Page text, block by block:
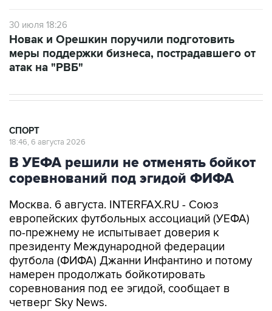
30 июля 18:26
Новак и Орешкин поручили подготовить
меры поддержки бизнеса, пострадавшего от
атак на "РВБ"
СПОРТ
18:46, 6 августа 2026
В УЕФА решили не отменять бойкот
соревнований под эгидой ФИФА
Москва. 6 августа. INTERFAX.RU - Союз
европейских футбольных ассоциаций (УЕФА)
по-прежнему не испытывает доверия к
президенту Международной федерации
футбола (ФИФА) Джанни Инфантино и потому
намерен продолжать бойкотировать
соревнования под ее эгидой, сообщает в
четверг Sky News.